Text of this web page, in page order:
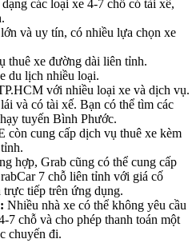
các loại xe 4-7 chỗ có tài xế,
và uy tín, có nhiều lựa chọn xe
thuê xe đường dài liên tỉnh.
du lịch nhiều loại.
với nhiều loại xe và dịch vụ.
và có tài xế. Bạn có thể tìm các
tuyến Bình Phước.
còn cung cấp dịch vụ thuê xe kèm
hợp, Grab cũng có thể cung cấp
7 chỗ liên tỉnh với giá cố
tiếp trên ứng dụng.
Nhiều nhà xe có thể không yêu cầu
7 chỗ và cho phép thanh toán một
chuyến đi.